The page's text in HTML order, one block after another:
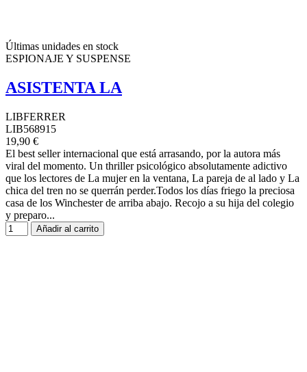
Últimas unidades en stock
ESPIONAJE Y SUSPENSE
ASISTENTA LA
LIBFERRER
LIB568915
19,90 €
El best seller internacional que está arrasando, por la autora más
viral del momento. Un thriller psicológico absolutamente adictivo
que los lectores de La mujer en la ventana, La pareja de al lado y La
chica del tren no se querrán perder.Todos los días friego la preciosa
casa de los Winchester de arriba abajo. Recojo a su hija del colegio
y preparo...
Añadir al carrito